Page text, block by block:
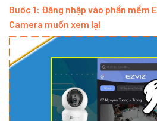
Bước 1: Đăng nhập vào phần mềm
Camera muốn xem lại